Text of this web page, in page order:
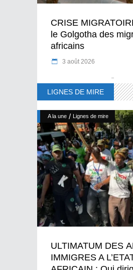
CRISE
le Golgotha des
africains
3 août 2026
LIGNES DE MIRE
A la une / Lignes de mire
ULTIMATUM DES
IMMIGRES A